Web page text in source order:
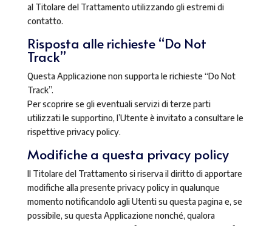
al Titolare del Trattamento utilizzando gli estremi di
contatto.
Risposta alle richieste “Do Not
Track”
Questa Applicazione non supporta le richieste “Do Not
Track”.
Per scoprire se gli eventuali servizi di terze parti
utilizzati le supportino, l’Utente è invitato a consultare le
rispettive privacy policy.
Modifiche a questa privacy policy
Il Titolare del Trattamento si riserva il diritto di apportare
modifiche alla presente privacy policy in qualunque
momento notificandolo agli Utenti su questa pagina e, se
possibile, su questa Applicazione nonché, qualora